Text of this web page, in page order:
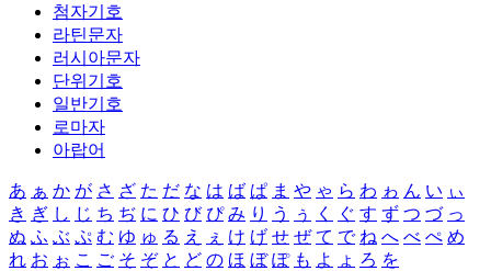
첨자기호
라틴문자
러시아문자
단위기호
일반기호
로마자
아랍어
あ ぁ か が さ ざ た だ な は ば ぱ ま や ゃ ら わ ゎ ん い ぃ
き ぎ し じ ち ぢ に ひ び ぴ み り う ぅ く ぐ す ず つ づ っ
ぬ ふ ぶ ぷ む ゆ ゅ る え ぇ け げ せ ぜ て で ね へ べ ぺ め
れ お ぉ こ ご そ ぞ と ど の ほ ぼ ぽ も よ ょ ろ を